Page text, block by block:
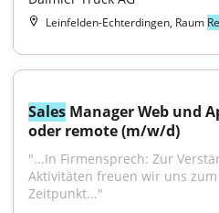
Leinfelden-Echterdingen, Raum
Sales Manager Web und
oder remote (m/w/d)
"...In Firmensprech: Zur
Aktivitäten freuen wir uns
Zeitpunkt..."